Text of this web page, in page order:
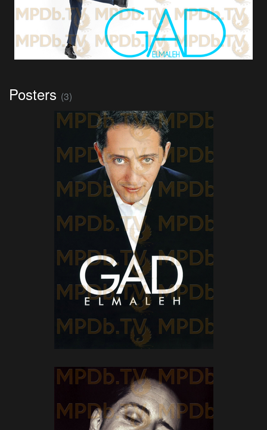
Posters (3)